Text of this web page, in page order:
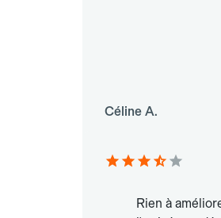
Céline A.
Rien à